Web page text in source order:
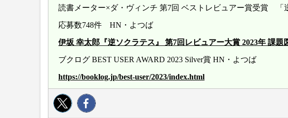
読書メーター×ダ・ヴィンチ 第7回 ベストレビュアー賞受賞 「
応募数748件 HN・よつば
伊坂 幸太郎『逆ソクラテス』 第7回レビュアー大賞 2023年 課題
ブクログ BEST USER AWARD 2023 Silver賞 HN・よつば
https://booklog.jp/best-user/2023/index.html